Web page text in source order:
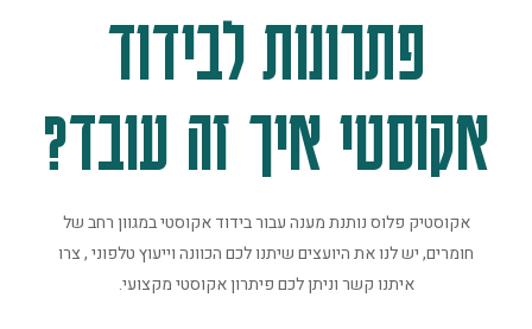
פתרונות לבידוד
אקוסטי איך זה עובד?
אקוסטיק פלוס נותנת מענה עבור בידוד אקוסטי במגוון רחב של
חומרים, יש לנו את היועצים שיתנו לכם הכוונה וייעוץ טלפוני , צרו
איתנו קשר וניתן לכם פיתרון אקוסטי מקצועי.